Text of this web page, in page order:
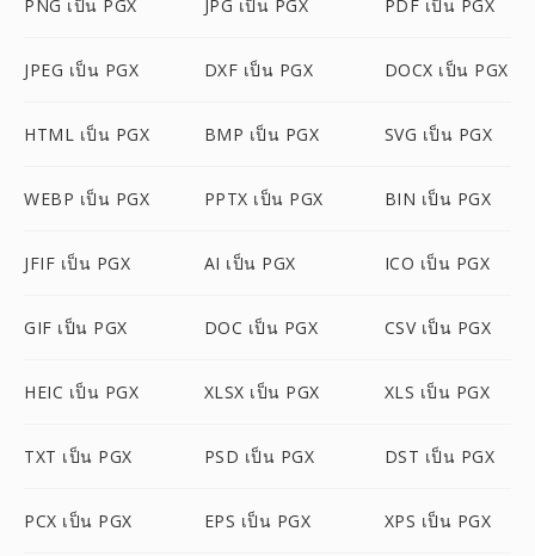
PNG เป็น PGX JPG เป็น PGX PDF เป็น PGX
JPEG เป็น PGX DXF เป็น PGX DOCX เป็น PGX
HTML เป็น PGX BMP เป็น PGX SVG เป็น PGX
WEBP เป็น PGX PPTX เป็น PGX BIN เป็น PGX
JFIF เป็น PGX AI เป็น PGX ICO เป็น PGX
GIF เป็น PGX DOC เป็น PGX CSV เป็น PGX
HEIC เป็น PGX XLSX เป็น PGX XLS เป็น PGX
TXT เป็น PGX PSD เป็น PGX DST เป็น PGX
PCX เป็น PGX EPS เป็น PGX XPS เป็น PGX